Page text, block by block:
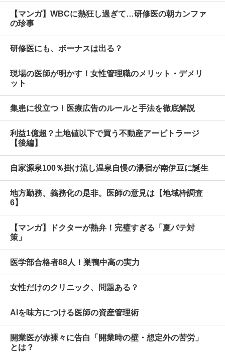
【マンガ】WBCに熱狂し過ぎて…研修医の朝カンファ
の珍事
研修医にも、ボーナスは出る？
現場の医師が明かす！女性管理職のメリット・デメリ
ット
集患に役立つ！医療広告のルールと手法を徹底解説
利益1億超？土地値以下で買う不動産アービトラージ
【後編】
自家源泉100％掛け流し温泉自慢の湯宿が南伊豆に誕生
地方勤務、義務化の是非。医師の意見は【地域枠調査
6】
【マンガ】ドクターが熱弁！完璧すぎる「夏バテ対
策」
医学部合格者88人！巣鴨中高の実力
女性だけのクリニック、問題ある？
AIを味方につける医師の資産管理術
開業医が赤裸々に告白「開業時の壁・想定外の苦労」
とは？